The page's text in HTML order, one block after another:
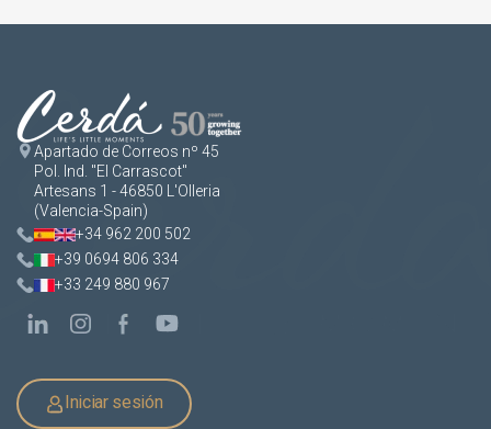
Apartado de Correos nº 45
Pol. Ind. "El Carrascot"
Artesans 1 - 46850 L'Olleria
(Valencia-Spain)
+34 962 200 502
+39 0694 806 334
+33 249 880 967
Iniciar sesión